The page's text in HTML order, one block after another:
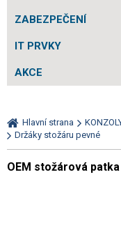
ZABEZPEČENÍ
IT PRVKY
AKCE
Hlavní strana
Držáky stožáru pevné
OEM stožárová